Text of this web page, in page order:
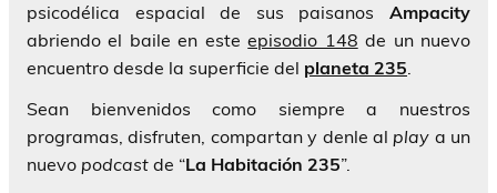
psicodélica espacial de sus paisanos Ampacity
abriendo el baile en esteepisodio 148 de un nuevo
encuentro desde la superficie del planeta 235.
Sean bienvenidos como siempre a nuestros
programas, disfruten, compartan y denle al play a un
nuevo podcast de “La Habitación 235”.